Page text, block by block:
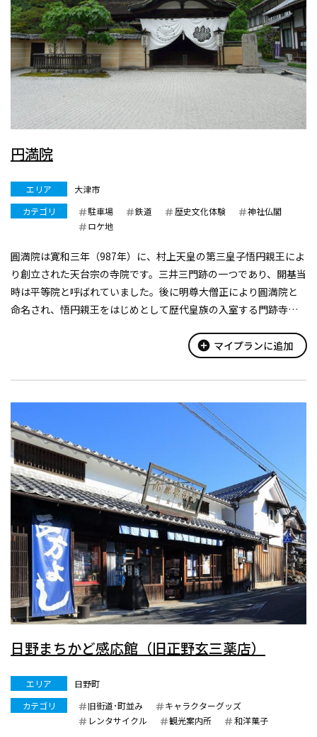
円満院
エリア
大津市
カテゴリ
駐車場 鉄道 歴史文化体験
神社仏閣
ロケ地
圓満院は寛和三年（987年）に、村上天皇の第三皇子悟円親王によ
り創立された天台宗の寺院です。三井三門跡の一つであり、開基当
時は平等院と呼ばれていました。後に明尊大僧正により圓満院と
命名され、悟円親王をはじめとして歴代皇族の入室する門跡寺院
国の重要文化財「宸殿（しんでん）」や国の名勝・史跡である美
add_circle マイプランに追加
日野まちかど感応館（旧正野玄三薬店）
エリア
日野町
カテゴリ
旧街道･町並み
キャラクターグッズ
レンタサイクル
観光案内所 和洋菓子